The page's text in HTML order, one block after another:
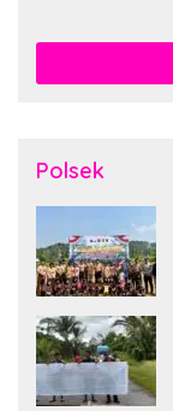
Polsek